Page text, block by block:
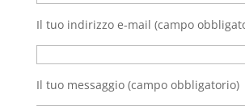
Il tuo indirizzo e-mail (campo
Il tuo messaggio (campo obbligatorio)